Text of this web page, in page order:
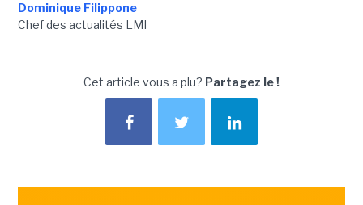
Dominique Filippone
Chef des actualités LMI
Cet article vous a plu? Partagez le !